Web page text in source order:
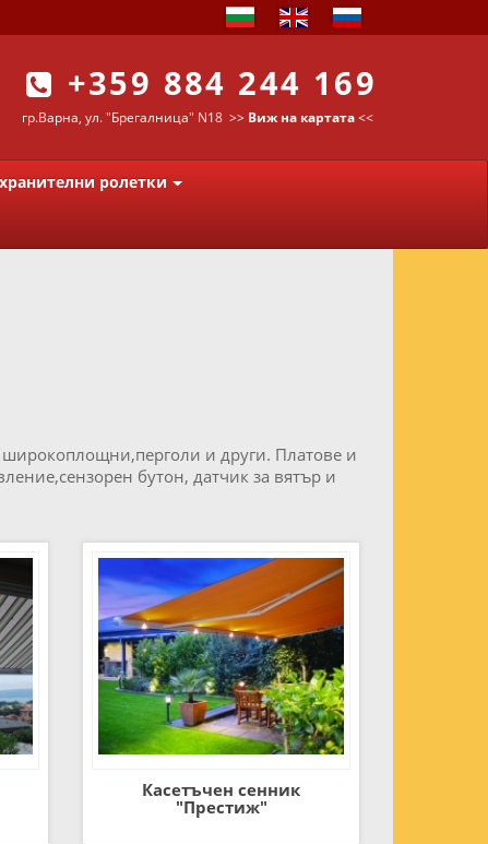
+359 884 244 169
гр.Варна, ул. "Брегалница" N18 >> Виж на картата<<
ролетки
и други. Платове и
бутон, датчик за вятър и
Касетъчен сенник
"Престиж"